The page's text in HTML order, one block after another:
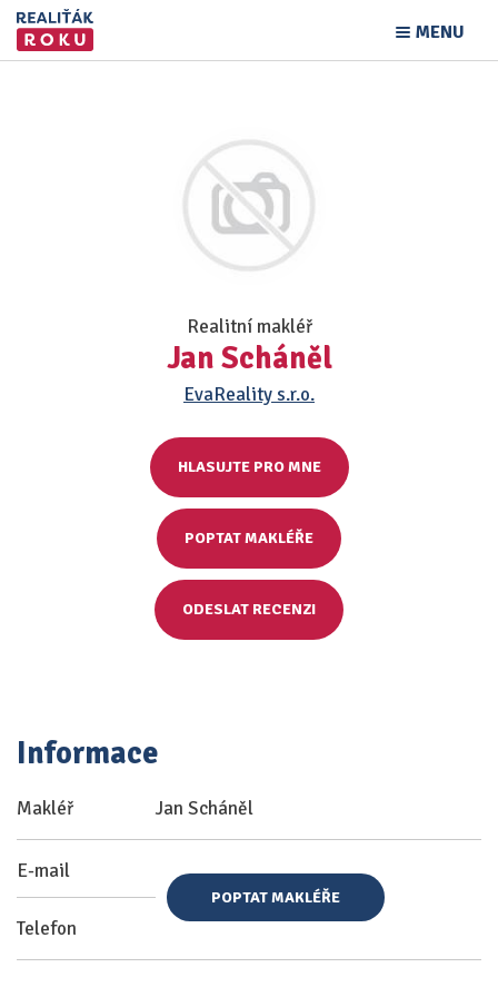
MENU
Realitní makléř
Jan Scháněl
EvaReality s.r.o.
HLASUJTE PRO MNE
POPTAT MAKLÉŘE
ODESLAT RECENZI
Informace
Makléř Jan Scháněl
E-mail
Telefon
POPTAT MAKLÉŘE